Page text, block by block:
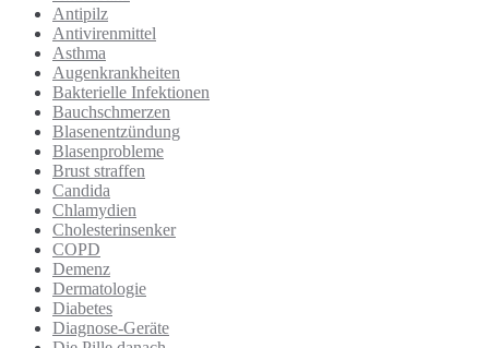
Antipilz
Antivirenmittel
Asthma
Augenkrankheiten
Bakterielle Infektionen
Bauchschmerzen
Blasenentzündung
Blasenprobleme
Brust straffen
Candida
Chlamydien
Cholesterinsenker
COPD
Demenz
Dermatologie
Diabetes
Diagnose-Geräte